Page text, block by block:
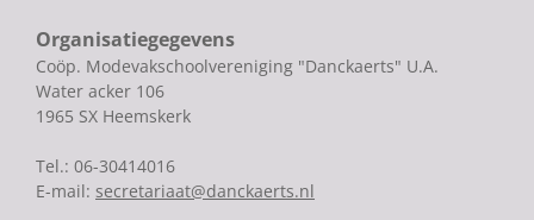
Organisatiegegevens
Coöp. Modevakschoolvereniging "Danckaerts" U.A.
Water acker 106
1965 SX Heemskerk
Tel.: 06-30414016
E-mail: secretariaat@danckaerts.nl